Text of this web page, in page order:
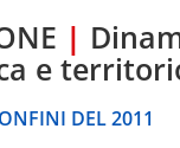
|
e
DEL 2011